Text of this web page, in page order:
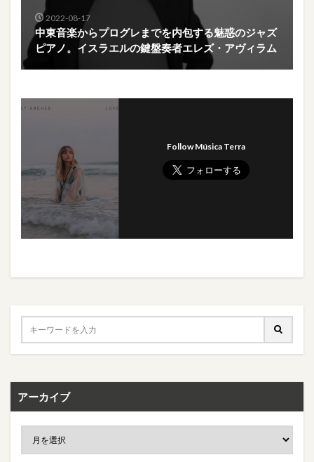
2022-08-17
中東音楽からプログレまでを内包する魅惑のジャズ
ピアノ。イスラエルの鍵盤奏者エレズ・アヴィラム
Follow Música Terra
アーカイブ